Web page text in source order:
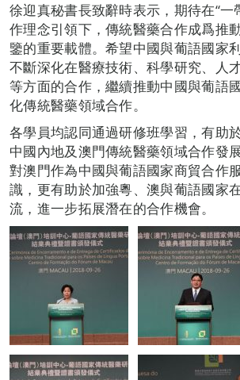
徐迎真秘書長致辭時表示，期待在“一
作理念引領下，傳統醫藥合作成爲推
鑒的重要載體。希望中國與葡語國家
不斷深化在醫療技術、科學研究、人
等方面的合作，繼續推動中國與葡語
化傳統醫藥領域合作。
各學員均認同通過研修班學習，有助
中國內地及澳門傳統醫藥領域合作發
對澳門作為中國與葡語國家商貿合作
識，更有助於加強粵、澳與葡語國家
流，進一步拓展潛在的合作機會。